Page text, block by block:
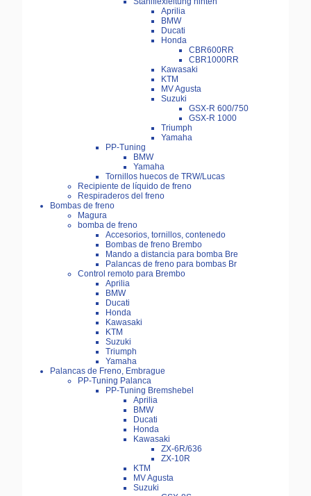
Aprilia
BMW
Ducati
Honda
CBR600RR
CBR1000RR
Kawasaki
KTM
MV Agusta
Suzuki
GSX-R 600/750
GSX-R 1000
Triumph
Yamaha
PP-Tuning
BMW
Yamaha
Tornillos huecos de TRW/Lucas
Recipiente de líquido de freno
Respiraderos del freno
Bombas de freno
Magura
bomba de freno
Accesorios, tornillos, contenedo
Bombas de freno Brembo
Mando a distancia para bomba Bre
Palancas de freno para bombas Br
Control remoto para Brembo
Aprilia
BMW
Ducati
Honda
Kawasaki
KTM
Suzuki
Triumph
Yamaha
Palancas de Freno, Embrague
PP-Tuning Palanca
PP-Tuning Bremshebel
Aprilia
BMW
Ducati
Honda
Kawasaki
ZX-6R/636
ZX-10R
KTM
MV Agusta
Suzuki